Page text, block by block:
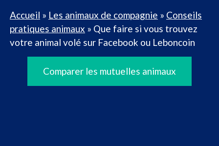
Accueil » Les animaux de compagnie » Conseils
pratiques animaux » Que faire si vous trouvez
votre animal volé sur Facebook ou Leboncoin
Comparer les mutuelles animaux